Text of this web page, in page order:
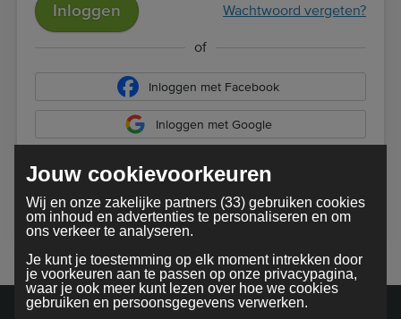
Inloggen Wachtwoord vergeten?
of
Inloggen met Facebook
Inloggen met Google
algemene voorwaarden
Jouw cookievoorkeuren
Wij en onze zakelijke partners (33) gebruiken cookies
om inhoud en advertenties te personaliseren en om
ons verkeer te analyseren.
Je kunt je toestemming op elk moment intrekken door
je voorkeuren aan te passen op onze privacypagina,
waar je ook meer kunt lezen over hoe we cookies
gebruiken en persoonsgegevens verwerken.